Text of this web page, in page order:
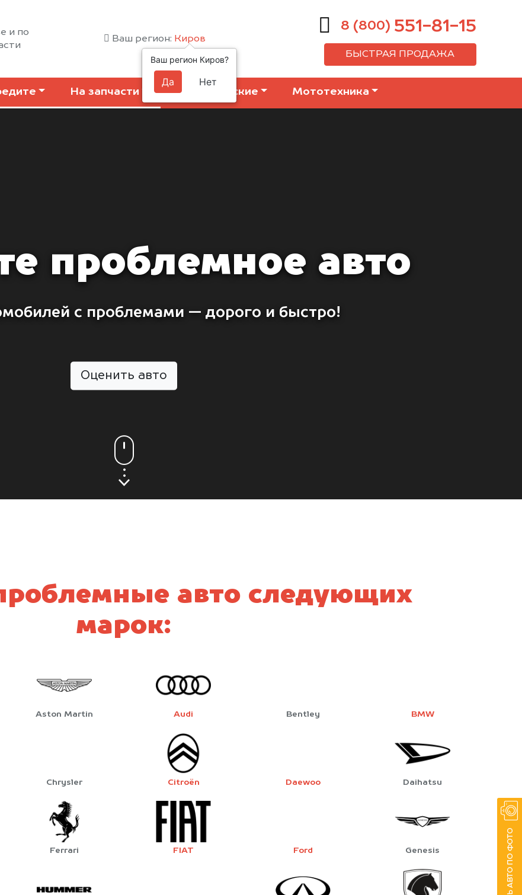
и по
Ваш регион: Киров
8 (800) 551-81-15
БЫСТРАЯ ПРОДАЖА
На запчасти Коммерческие Мототехника
проблемное авто
с проблемами — дорого и быстро!
Оценить авто
авто следующих
марок:
Aston Martin Audi Bentley BMW
Chrysler Citroën Daewoo Daihatsu
Ferrari FIAT Ford Genesis
Ваш регион Киров?
Да Нет